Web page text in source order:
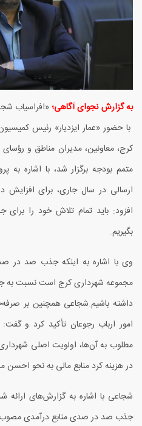
به گزارش نجوای آگاهی؛«افراسیاب
با حضور «عمار ایزدیار» رئیس
کرج، معاونین، مدیران مناطق و
متمم بودجه برگزار شد، با اشاره
ارسالی در سال جاری، برای افزایش
افزود: باید تمام تلاش خود را برای
بگیریم.
وی با اشاره به اینکه جذب صد در
مجموعه شهرداری کرج است نسبت به
داشته باشیم.شجاعی همچنین بر
امور ارباب رجوعان تأکید کرد و
مطلوب به آن‌ها، اولویت اصلی
در هزینه کرد منابع مالی به نحو
شجاعی با اشاره به گزارش‌های ارائه
جذب صد در صدی منابع درآمدی